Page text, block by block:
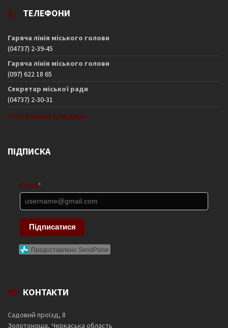
ТЕЛЕФОНИ
Гаряча лінія міського голови
(04737) 2-39-45
Гаряча лінія міського голови
(097) 622 18 65
Секретар міської ради
(04737) 2-30-31
Телефонний довідник
ПІДПИСКА
Email*
Підписатися
Предоставлено SendPulse
КОНТАКТИ
Садовий проїзд, 8
Золотоноша, Черкаська область